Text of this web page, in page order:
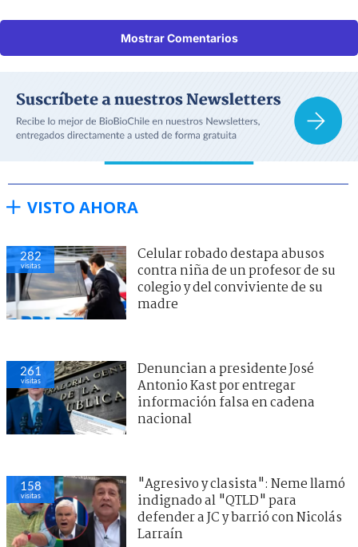
Mostrar Comentarios
VISTO AHORA
282
visitas
Celular robado destapa abusos
contra niña de un profesor de su
colegio y del conviviente de su
madre
261
visitas
Denuncian a presidente José
Antonio Kast por entregar
información falsa en cadena
nacional
158
visitas
"Agresivo y clasista": Neme llamó
indignado al "QTLD" para
defender a JC y barrió con Nicolás
Larraín